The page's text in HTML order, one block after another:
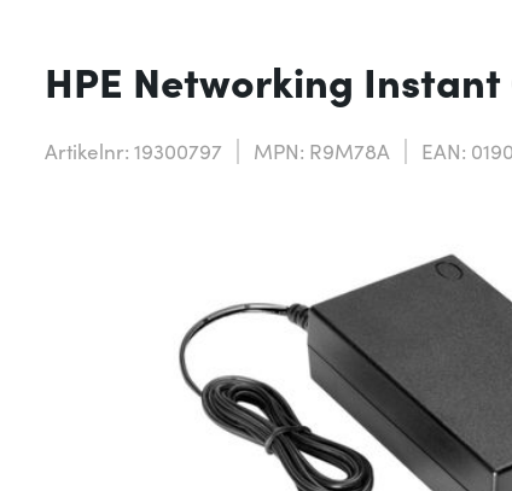
HPE Networking Instant
Artikelnr: 19300797 MPN: R9M78A EAN: